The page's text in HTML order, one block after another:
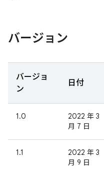
バージョン
バージョ
ン
日付
1.0
2022 年 3
月 7 日
1.1
2022 年 3
月 9 日